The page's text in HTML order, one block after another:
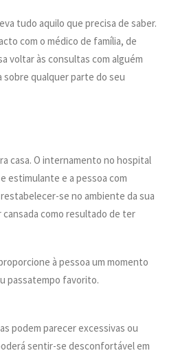
tudo aquilo que precisa de saber.
com o médico de família, de
voltar às consultas com alguém
sobre qualquer parte do seu
casa. O internamento no hospital
estimulante e a pessoa com
se no ambiente da sua
cansada como resultado de ter
à pessoa um momento
passatempo favorito.
podem parecer excessivas ou
sentir-se desconfortável em